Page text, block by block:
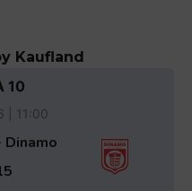
Kaufland
10
| 11:00
Dinamo